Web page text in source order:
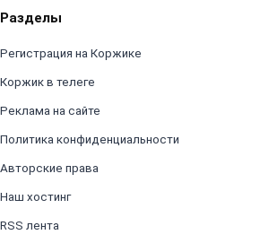
Разделы
Регистрация на Коржике
Коржик в телеге
Реклама на сайте
Политика конфиденциальности
Авторские права
Наш хостинг
RSS лента